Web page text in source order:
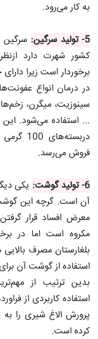
به کار می‌رود.
5- تولید سرگین:
سرگین
کشور شهرت دارد
برخوردار است زیرا
در درمان انواع
سینوزیت، میگرن،
... استفاده می‌شود.
فروش می‌رسد.
6- تولید گوشت:
یکی
آن است. گرچه این گوشت
معرض افساد قرار
مکروه است اما در
بلغارستان مصرف بالایی
استفاده از گوشت آن
بدین ترتیب از
استفاده کاربردی از
پرورش الاغ شیری را
کرده است.